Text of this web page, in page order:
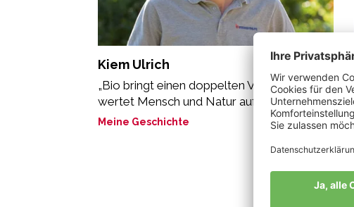
Kiem Ulrich
„Bio bringt einen doppelten Vorteil: es
wertet Mensch und Natur auf. “
Meine Geschichte